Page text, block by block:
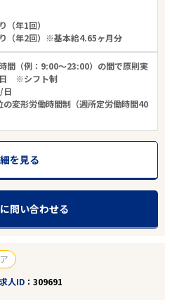
（年1回）
（年2回）※基本給4.65ヶ月分
間（例：9:00～23:00）の間で原則実
※シフト制
日
の変形労働時間制（週所定労働時間40
を見る
問い合わせる
人ID 309691